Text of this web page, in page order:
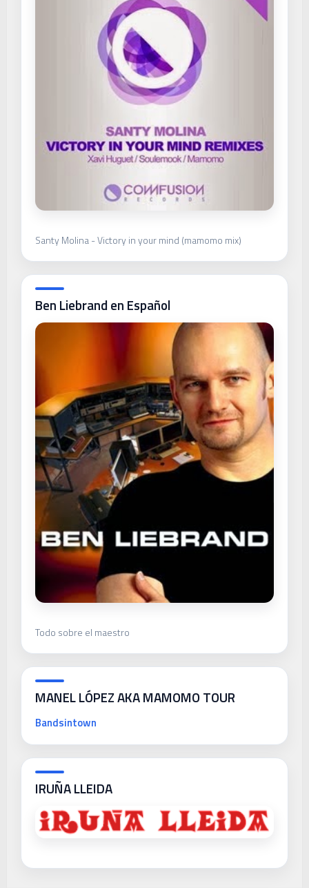
Santy Molina - Victory in your mind (mamomo mix)
Ben Liebrand en Español
Todo sobre el maestro
MANEL LÓPEZ AKA MAMOMO TOUR
Bandsintown
IRUÑA LLEIDA